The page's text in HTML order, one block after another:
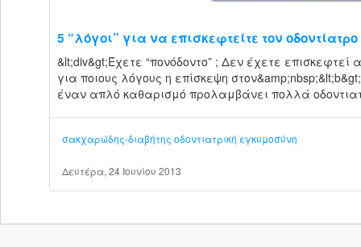
5 “λόγοι” για να επισκεφτείτε τον οδοντίατρο
&lt;div&gt;Έχετε “πονόδοντο” ; Δεν έχετε
για ποιους λόγους η επίσκεψη
έναν απλό καθαρισμό προλαμβάνει πολλά
σακχαρώδης-διαβήτης οδοντιατρική εγκυμοσύνη
Δευτέρα, 24 Ιουνίου 2013